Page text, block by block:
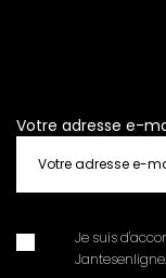
Votre adresse e-
Je suis